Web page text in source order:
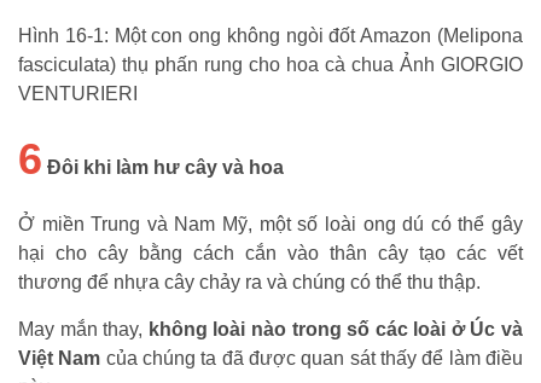
Hình 16-1: Một con ong không ngòi đốt Amazon (Melipona
fasciculata) thụ phấn rung cho hoa cà chua Ảnh GIORGIO
VENTURIERI
6 Đôi khi làm hư cây và hoa
Ở miền Trung và Nam Mỹ, một số loài ong dú có thể gây
hại cho cây bằng cách cắn vào thân cây tạo các vết
thương để nhựa cây chảy ra và chúng có thể thu thập.
May mắn thay, không loài nào trong số các loài ở Úc và
Việt Nam của chúng ta đã được quan sát thấy để làm điều